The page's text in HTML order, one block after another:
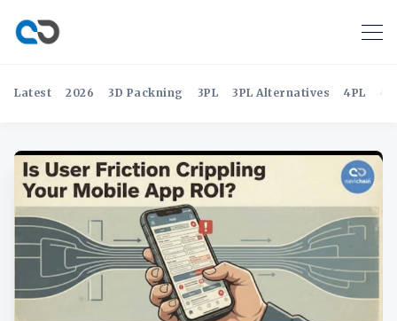
Latest 2026 3D Packning 3PL 3PL Alternatives 4PL